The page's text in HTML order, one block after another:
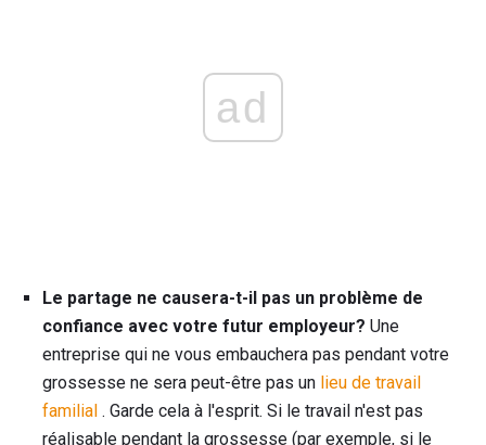
ad
Le partage ne causera-t-il pas un problème de
confiance avec votre futur employeur? Une
entreprise qui ne vous embauchera pas pendant votre
grossesse ne sera peut-être pas un lieu de travail
familial . Garde cela à l'esprit. Si le travail n'est pas
réalisable pendant la grossesse (par exemple, si le